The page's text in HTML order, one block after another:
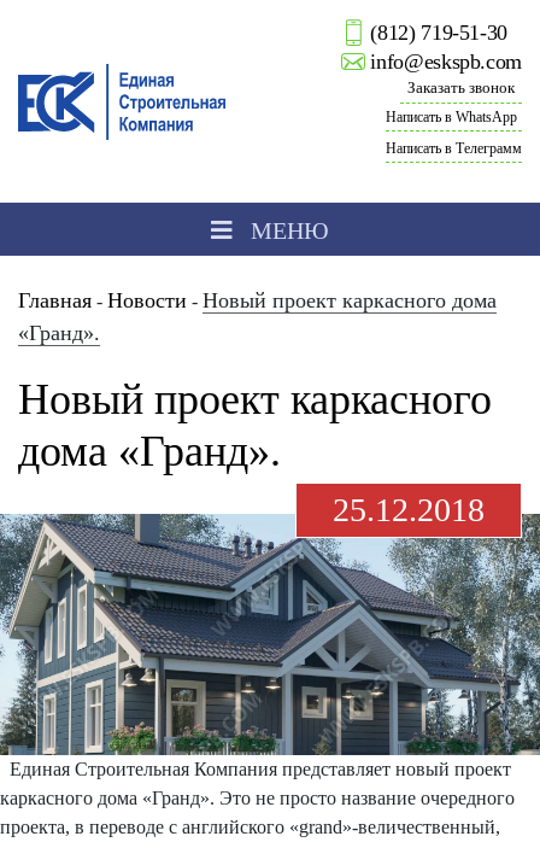
(812) 719-51-30
info@eskspb.com
Заказать звонок
Написать в WhatsApp
Написать в Телеграмм
МЕНЮ
Главная - Новости - Новый проект каркасного дома
«Гранд».
Новый проект каркасного
дома «Гранд».
25.12.2018
Единая Строительная Компания представляет новый проект
каркасного дома «Гранд». Это не просто название очередного
проекта, в переводе с английского «grand»-величественный,